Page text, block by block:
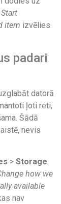
Start
item izvēlies
padari
datorā
ļoti reti,
Šādā
nevis
> Storage.
how we
available
nav